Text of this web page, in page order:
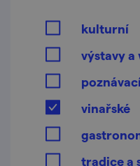
kulturní
výstavy
vinařské
tradice a